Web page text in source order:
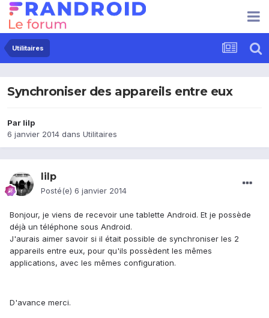
Utilitaires
Synchroniser des appareils entre eux
Par lilp
6 janvier 2014 dans Utilitaires
lilp
Posté(e) 6 janvier 2014
Bonjour, je viens de recevoir une tablette Android. Et je possède
déjà un téléphone sous Android.
J'aurais aimer savoir si il était possible de synchroniser les 2
appareils entre eux, pour qu'ils possèdent les mêmes
applications, avec les mêmes configuration.
D'avance merci.